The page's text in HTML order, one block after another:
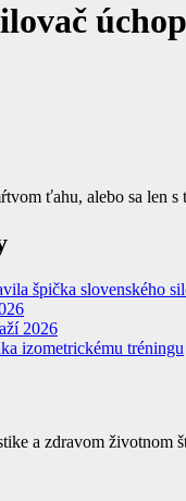
ťahu, alebo sa len
špička slovenského
2026
izometrickému tréningu
a zdravom životnom